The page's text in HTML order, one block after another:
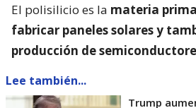
El polisilicio es la materia
fabricar paneles solares y
producción de
Lee también...
Trump